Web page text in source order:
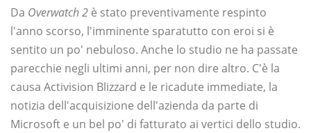
Da Overwatch 2 è stato preventivamente respinto
l'anno scorso, l'imminente sparatutto con eroi si è
sentito un po' nebuloso. Anche lo studio ne ha passate
parecchie negli ultimi anni, per non dire altro. C'è la
causa Activision Blizzard e le ricadute immediate, la
notizia dell'acquisizione dell'azienda da parte di
Microsoft e un bel po' di fatturato ai vertici dello studio.